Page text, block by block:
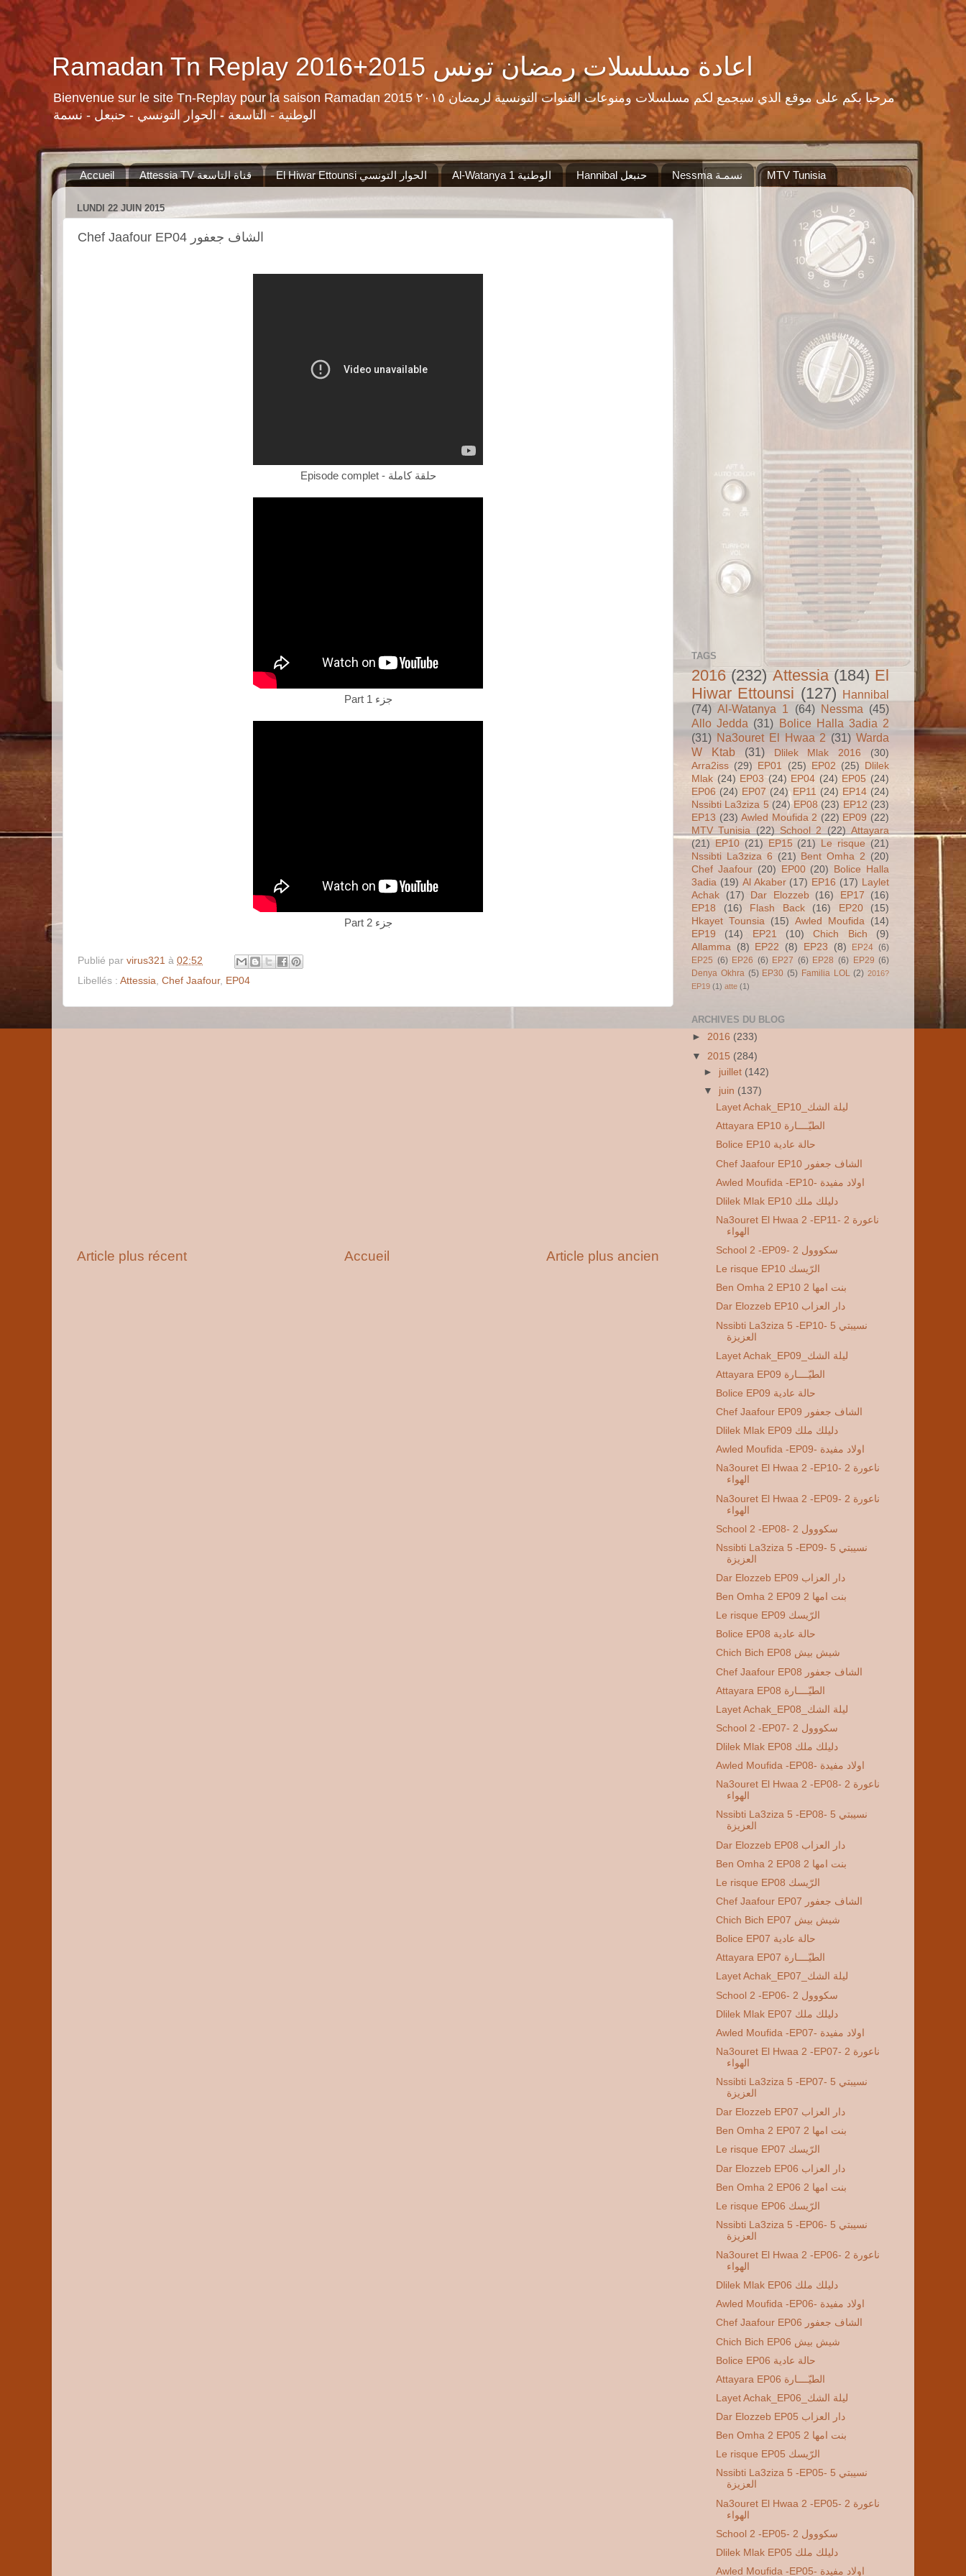
Ramadan Tn Replay 2016+2015 اعادة مسلسلات رمضان تونس
Bienvenue sur le site Tn-Replay pour la saison Ramadan 2015 مرحبا بكم على موقع الذي سيجمع لكم مسلسلات ومنوعات القنوات التونسية لرمضان ٢٠١٥
الوطنية - التاسعة - الحوار التونسي - حنبعل - نسمة
Accueil Attessia TV قناة التاسعة El Hiwar Ettounsi الحوار التونسي Al-Watanya 1 الوطنية Hannibal حنبعل‬ MTV Tunisia
LUNDI 22 JUIN 2015
Chef Jaafour EP04 الشاف جعفور
Episode complet - حلقة كاملة
Part 1 جزء
Part 2 جزء
Publié par virus321 à 02:52
Libellés : Attessia Chef Jaafour, EP04
Article plus récent Article plus ancien
Accueil
TAGS
2016 (232) Attessia (184) El
Hiwar Ettounsi (127) Hannibal
(74) Al-Watanya 1 (64) Nessma (45)
Allo Jedda (31) Bolice Halla 3adia 2
(31) Na3ouret El Hwaa 2 (31) Warda
W Ktab
(31) Dlilek Mlak 2016
(30)
Arra2iss (29) EP01 (25) EP02 (25) Dlilek
Mlak (24) EP03 (24) EP04 (24) EP05 (24)
EP06 (24) EP07 (24) EP11 (24) EP14 (24)
Nssibti La3ziza 5 (24) EP08 (23) EP12 (23)
EP13 (23) Awled Moufida 2 (22) EP09 (22)
MTV Tunisia (22) School 2 (22) Attayara
(21) EP10 (21) EP15 (21) Le risque (21)
Nssibti La3ziza 6 (21) Bent Omha 2 (20)
Chef Jaafour (20) EP00 (20) Bolice Halla
3adia (19) Al Akaber (17) EP16 (17) Laylet
Achak
(17) Dar Elozzeb (16) EP17
(16)
EP18
(16) Flash Back (16) EP20
(15)
Hkayet Tounsia
(15) Awled Moufida
(14)
EP19
(14) EP21 (10) Chich Bich
(9)
Allamma
(8) EP22 (8) EP23 (8) EP24 (6)
EP25 (6) EP26 (6) EP27 (6) EP28 (6) EP29 (6)
Denya Okhra (5) EP30 (5) Familia LOL (2) 2016?
EP19 (1) atte (1)
ARCHIVES DU BLOG
► 2016 (233)
▼ 2015 (284)
► juillet (142)
▼ juin (137)
Layet Achak_EP10_ليلة الشك
Attayara EP10 الطيّــــارة
Bolice EP10 حالة عادية
Chef Jaafour EP10 الشاف جعفور
Awled Moufida -EP10- اولاد مفيدة
Dlilek Mlak EP10 دليلك ملك
Na3ouret El Hwaa 2 -EP11- 2 ناعورة
الهواء
School 2 -EP09- 2 سكووول
Le risque EP10 الرّيسك
Ben Omha 2 EP10 2 بنت امها
Dar Elozzeb EP10 دار العزاب
Nssibti La3ziza 5 -EP10- 5 نسيبتي
العزيزة
Layet Achak_EP09_ليلة الشك
Attayara EP09 الطيّــــارة
Bolice EP09 حالة عادية
Chef Jaafour EP09 الشاف جعفور
Dlilek Mlak EP09 دليلك ملك
Awled Moufida -EP09- اولاد مفيدة
Na3ouret El Hwaa 2 -EP10- 2 ناعورة
الهواء
Na3ouret El Hwaa 2 -EP09- 2 ناعورة
الهواء
School 2 -EP08- 2 سكووول
Nssibti La3ziza 5 -EP09- 5 نسيبتي
العزيزة
Dar Elozzeb EP09 دار العزاب
Ben Omha 2 EP09 2 بنت امها
Le risque EP09 الرّيسك
Bolice EP08 حالة عادية
Chich Bich EP08 شيش بيش
Chef Jaafour EP08 الشاف جعفور
Attayara EP08 الطيّــــارة
Layet Achak_EP08_ليلة الشك
School 2 -EP07- 2 سكووول
Dlilek Mlak EP08 دليلك ملك
Awled Moufida -EP08- اولاد مفيدة
Na3ouret El Hwaa 2 -EP08- 2 ناعورة
الهواء
Nssibti La3ziza 5 -EP08- 5 نسيبتي
العزيزة
Dar Elozzeb EP08 دار العزاب
Ben Omha 2 EP08 2 بنت امها
Le risque EP08 الرّيسك
Chef Jaafour EP07 الشاف جعفور
Chich Bich EP07 شيش بيش
Bolice EP07 حالة عادية
Attayara EP07 الطيّــــارة
Layet Achak_EP07_ليلة الشك
School 2 -EP06- 2 سكووول
Dlilek Mlak EP07 دليلك ملك
Awled Moufida -EP07- اولاد مفيدة
Na3ouret El Hwaa 2 -EP07- 2 ناعورة
الهواء
Nssibti La3ziza 5 -EP07- 5 نسيبتي
العزيزة
Dar Elozzeb EP07 دار العزاب
Ben Omha 2 EP07 2 بنت امها
Le risque EP07 الرّيسك
Dar Elozzeb EP06 دار العزاب
Ben Omha 2 EP06 2 بنت امها
Le risque EP06 الرّيسك
Nssibti La3ziza 5 -EP06- 5 نسيبتي
العزيزة
Na3ouret El Hwaa 2 -EP06- 2 ناعورة
الهواء
Dlilek Mlak EP06 دليلك ملك
Awled Moufida -EP06- اولاد مفيدة
Chef Jaafour EP06 الشاف جعفور
Chich Bich EP06 شيش بيش
Bolice EP06 حالة عادية
Attayara EP06 الطيّــــارة
Layet Achak_EP06_ليلة الشك
Dar Elozzeb EP05 دار العزاب
Ben Omha 2 EP05 2 بنت امها
Le risque EP05 الرّيسك
Nssibti La3ziza 5 -EP05- 5 نسيبتي
العزيزة
Na3ouret El Hwaa 2 -EP05- 2 ناعورة
الهواء
School 2 -EP05- 2 سكووول
Dlilek Mlak EP05 دليلك ملك
Awled Moufida -EP05- اولاد مفيدة